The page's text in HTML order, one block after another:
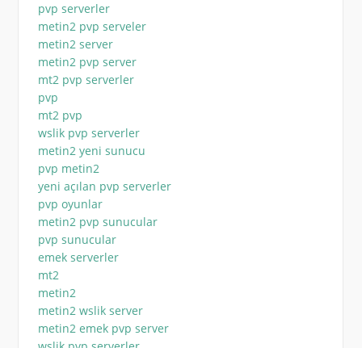
pvp serverler
metin2 pvp serveler
metin2 server
metin2 pvp server
mt2 pvp serverler
pvp
mt2 pvp
wslik pvp serverler
metin2 yeni sunucu
pvp metin2
yeni açılan pvp serverler
pvp oyunlar
metin2 pvp sunucular
pvp sunucular
emek serverler
mt2
metin2
metin2 wslik server
metin2 emek pvp server